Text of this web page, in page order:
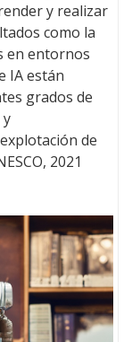
y realizar
como la
en entornos
IA están
grados de
de
2021